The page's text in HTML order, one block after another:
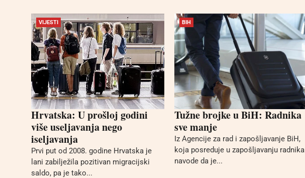
VIJESTI
Hrvatska: U prošloj godini
više useljavanja nego
iseljavanja
Prvi put od 2008. godine Hrvatska je
lani zabilježila pozitivan migracijski
saldo, pa je tako...
BIH
Tužne brojke u BiH: Radnika
sve manje
Iz Agencije za rad i zapošljavanje BiH,
koja posreduje u zapošljavanju radnika
navode da je...